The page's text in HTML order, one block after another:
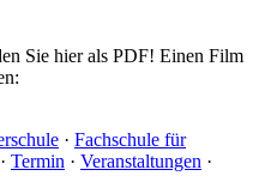
Sie hier als PDF! Einen Film
· Fachschule für
· Termin · Veranstaltungen ·